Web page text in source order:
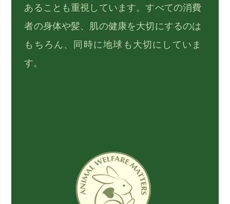
あることも重視しています。すべての消費
者の身体や髪、肌の健康を大切にするのは
もちろん、同時に地球も大切にしていま
す。